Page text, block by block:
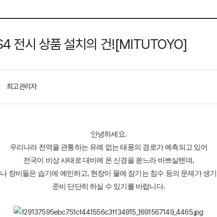
전시 상품 설치의 건![MITUTOYO]
최고관리자
안녕하세요.
우리나라 전역을 관통하는 유례 없는 태풍의 경로가 예측되고 있어
전국이 비상 사태로 대비에 온 신경을 쏟느라 바쁘실텐데,
장비들은 습기에 예민하고, 현장이 물에 잠기는 침수 등의 문제가 생
준비 단단히 하실 수 있기를 바랍니다.